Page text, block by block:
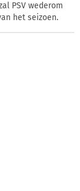
PSV wederom
het seizoen.